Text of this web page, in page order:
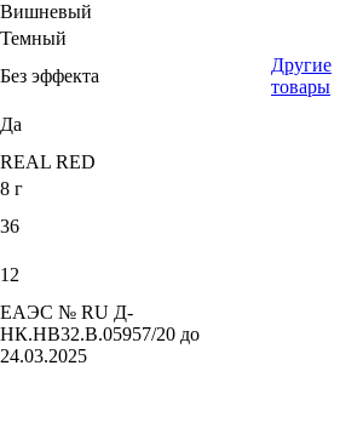
Вишневый
Темный
Без эффекта
Другие
товары
Да
REAL RED
8 г
36
12
ЕАЭС № RU Д-
НК.НВ32.В.05957/20 до
24.03.2025